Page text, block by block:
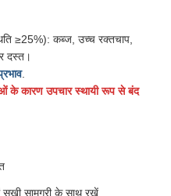
≥25%): कब्ज, उच्च रक्तचाप,
दस्त।
.
के कारण उपचार स्थायी रूप से बंद
सामग्री के साथ रखें